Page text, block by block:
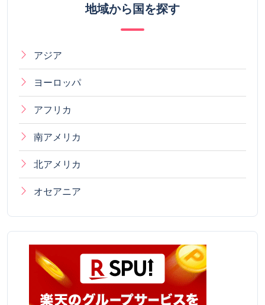
地域から国を探す
アジア
ヨーロッパ
アフリカ
南アメリカ
北アメリカ
オセアニア